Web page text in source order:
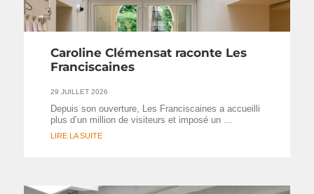
Caroline Clémensat raconte Les
Franciscaines
29 JUILLET 2026
Depuis son ouverture, Les Franciscaines a accueilli
plus d’un million de visiteurs et imposé un …
LIRE LA SUITE